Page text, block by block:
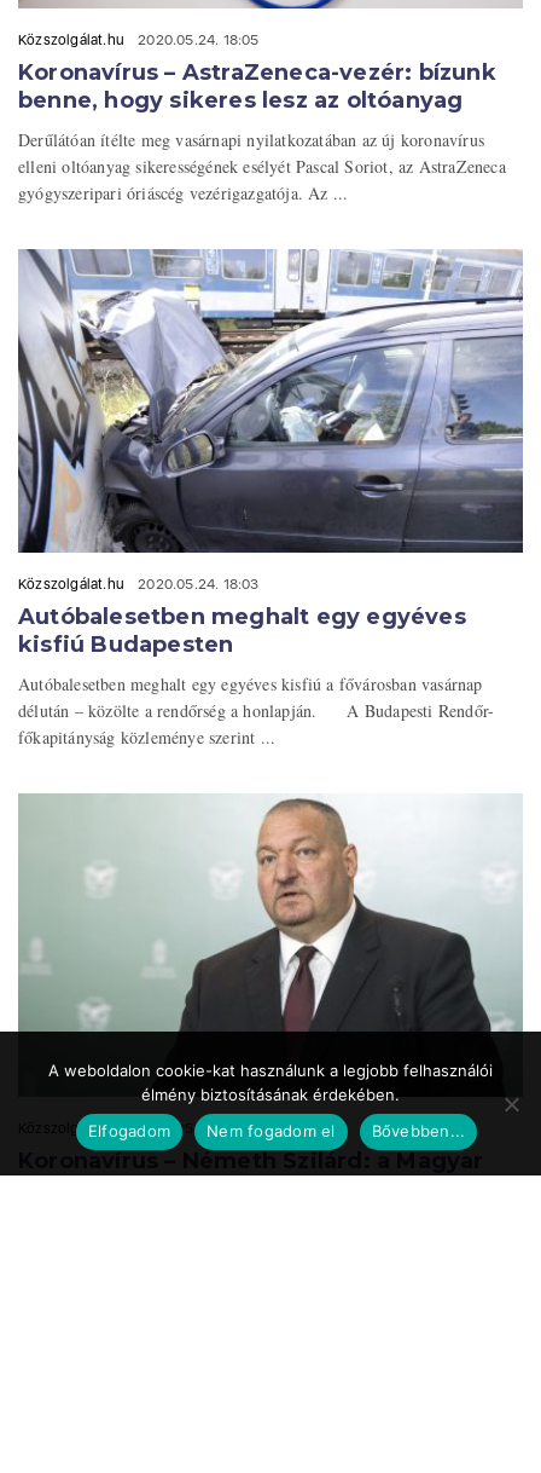
Közszolgálat.hu 2020.05.24. 18:05
Koronavírus – AstraZeneca-vezér: bízunk
benne, hogy sikeres lesz az oltóanyag
Derűlátóan ítélte meg vasárnapi nyilatkozatában az új koronavírus
elleni oltóanyag sikerességének esélyét Pascal Soriot, az AstraZeneca
gyógyszeripari óriáscég vezérigazgatója. Az ...
Közszolgálat.hu 2020.05.24. 18:03
Autóbalesetben meghalt egy egyéves
kisfiú Budapesten
Autóbalesetben meghalt egy egyéves kisfiú a fővárosban vasárnap
délután – közölte a rendőrség a honlapján. A Budapesti Rendőr-
főkapitányság közleménye szerint ...
Közszolgálat.hu 2020.05.24. 17:39
A weboldalon cookie-kat használunk a legjobb felhasználói
élmény biztosításának érdekében.
Elfogadom
Nem fogadom el Bővebben...